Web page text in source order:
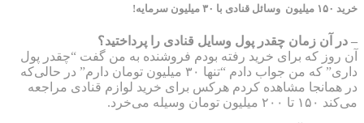
خرید ۱۵۰ میلیون وسائل قنادی با ۳۰ میلیون سرمایه!
– در آن زمان چقدر پول وسایل قنادی را پرداختید؟
آن روز که برای خرید رفته بودم فروشنده به من گفت “چقدر پول
داری” که من جواب دادم “تنها ۳۰ میلیون تومان دارم” در حالی‌که
در همانجا مشاهده کردم هرکس برای خرید لوازم قنادی مراجعه
می‌کند ۱۵۰ تا ۲۰۰ میلیون تومان وسیله می‌خرد.